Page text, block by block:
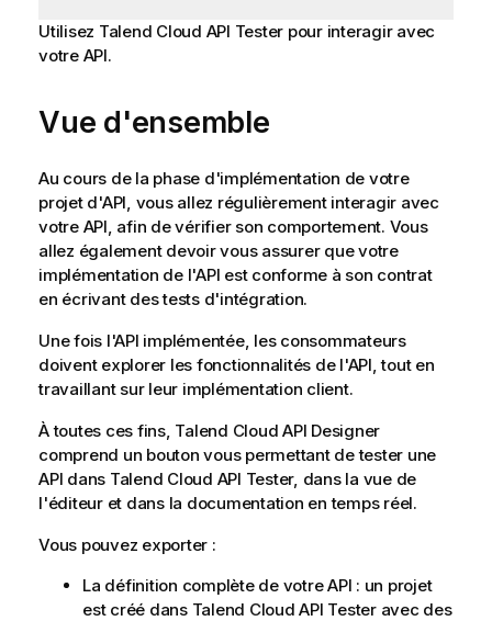
Utilisez Talend Cloud API Tester pour interagir avec
votre API.
Vue d'ensemble
Au cours de la phase d'implémentation de votre
projet d'API, vous allez régulièrement interagir avec
votre API, afin de vérifier son comportement. Vous
allez également devoir vous assurer que votre
implémentation de l'API est conforme à son contrat
en écrivant des tests d'intégration.
Une fois l'API implémentée, les consommateurs
doivent explorer les fonctionnalités de l'API, tout en
travaillant sur leur implémentation client.
À toutes ces fins, Talend Cloud API Designer
comprend un bouton vous permettant de tester une
API dans Talend Cloud API Tester, dans la vue de
l'éditeur et dans la documentation en temps réel.
Vous pouvez exporter :
La définition complète de votre API : un projet
est créé dans Talend Cloud API Testeravec des